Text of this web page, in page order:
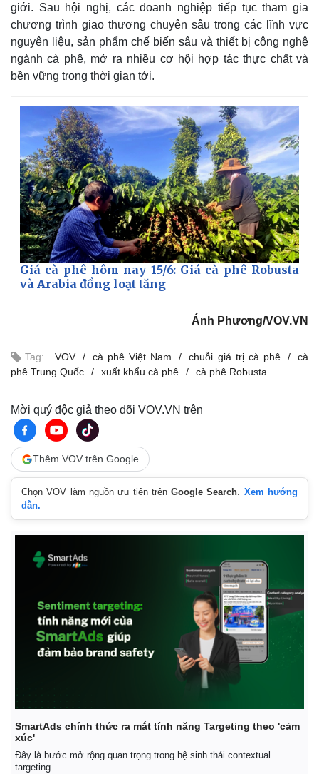
Kinh tế
Bất động sản
Khởi nghiệp
Thị trường
Tiêu dùng
giới. Sau hội nghị, các doanh nghiệp tiếp tục tham gia
chương trình giao thương chuyên sâu trong các lĩnh vực
nguyên liệu, sản phẩm chế biến sâu và thiết bị công nghệ
ngành cà phê, mở ra nhiều cơ hội hợp tác thực chất và
bền vững trong thời gian tới.
Giá cà phê hôm nay 15/6: Giá cà phê Robusta
và Arabia đồng loạt tăng
Ánh Phương/VOV.VN
Tag: VOV cà phê Việt Nam chuỗi giá trị cà phê
cà
phê Trung Quốc
xuất khẩu cà phê cà phê Robusta
Mời quý độc giả theo dõi VOV.VN trên
Thêm VOV trên Google
Chọn VOV làm nguồn ưu tiên trênGoogle Search. Xem hướng
dẫn.
SmartAds chính thức ra mắt tính năng Targeting theo 'cảm
xúc'
Đây là bước mở rộng quan trọng trong hệ sinh thái contextual
targeting.